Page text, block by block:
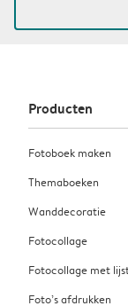
Producten
Fotoboek maken
Themaboeken
Wanddecoratie
Fotocollage
Fotocollage met
Foto’s afdrukken